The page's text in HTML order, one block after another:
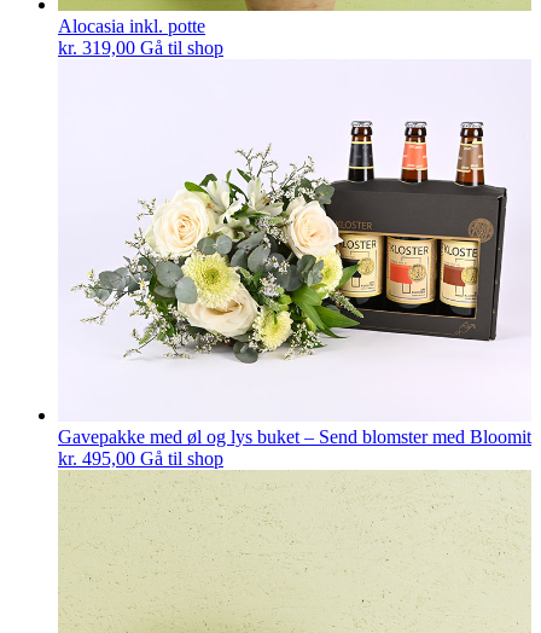
Alocasia inkl. potte
kr. 319,00 Gå til shop
Gavepakke med øl og lys buket – Send blomster med Bloomit
kr. 495,00 Gå til shop